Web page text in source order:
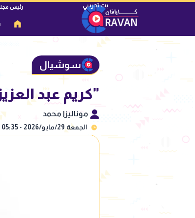
رئيس
سوشيال
"كريم عبد
موناليزا محمد
الجمعة 29/مايو/2026 - 05:35 م